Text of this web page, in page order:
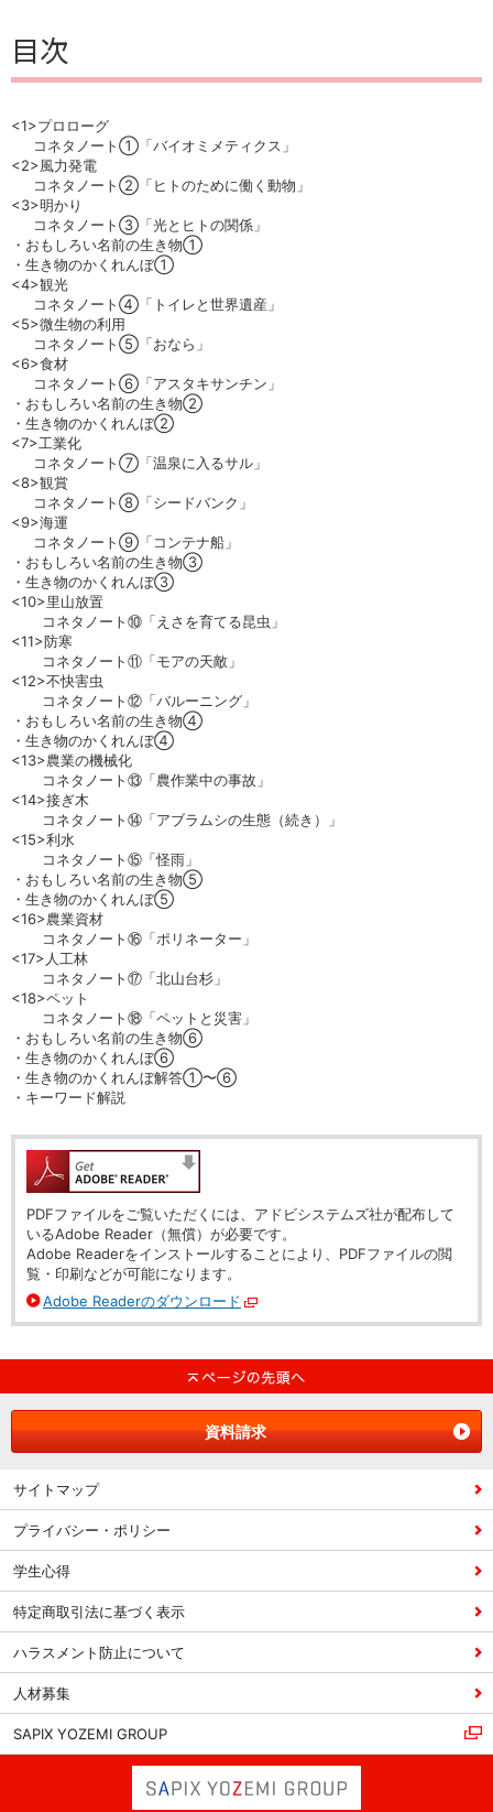
目次
<1>プロローグ
コネタノート①「バイオミメティクス」
<2>風力発電
コネタノート②「ヒトのために働く動物」
<3>明かり
コネタノート③「光とヒトの関係」
・おもしろい名前の生き物①
・生き物のかくれんぼ①
<4>観光
コネタノート④「トイレと世界遺産」
<5>微生物の利用
コネタノート⑤「おなら」
<6>食材
コネタノート⑥「アスタキサンチン」
・おもしろい名前の生き物②
・生き物のかくれんぼ②
<7>工業化
コネタノート⑦「温泉に入るサル」
<8>観賞
コネタノート⑧「シードバンク」
<9>海運
コネタノート⑨「コンテナ船」
・おもしろい名前の生き物③
・生き物のかくれんぼ③
<10>里山放置
コネタノート⑩「えさを育てる昆虫」
<11>防寒
コネタノート⑪「モアの天敵」
<12>不快害虫
コネタノート⑫「バルーニング」
・おもしろい名前の生き物④
・生き物のかくれんぼ④
<13>農業の機械化
コネタノート⑬「農作業中の事故」
<14>接ぎ木
コネタノート⑭「アブラムシの生態（続き）」
<15>利水
コネタノート⑮「怪雨」
・おもしろい名前の生き物⑤
・生き物のかくれんぼ⑤
<16>農業資材
コネタノート⑯「ポリネーター」
<17>人工林
コネタノート⑰「北山台杉」
<18>ペット
コネタノート⑱「ペットと災害」
・おもしろい名前の生き物⑥
・生き物のかくれんぼ⑥
・生き物のかくれんぼ解答①〜⑥
・キーワード解説
PDFファイルをご覧いただくには、アドビシステムズ社が配布して
いるAdobe Reader（無償）が必要です。
Adobe Readerをインストールすることにより、PDFファイルの閲
覧・印刷などが可能になります。
Adobe Readerのダウンロード
資料請求
サイトマップ
プライバシー・ポリシー
学生心得
特定商取引法に基づく表示
ハラスメント防止について
人材募集
SAPIX YOZEMI GROUP